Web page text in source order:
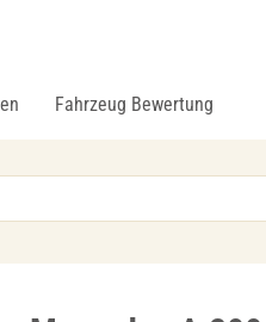
Fahrzeug Bewertung